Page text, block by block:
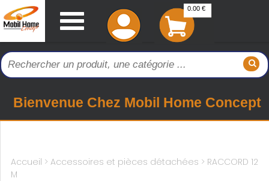
0.00 €
Bienvenue Chez Mobil Home Concept
Accueil > Accessoires et pièces détachées > RACCORD 12
M